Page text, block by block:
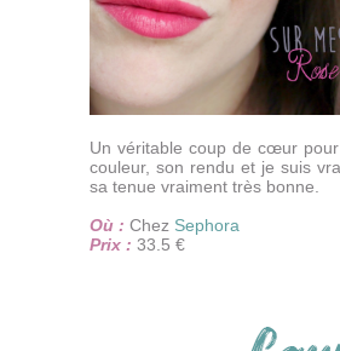
Un véritable coup de cœur
couleur, son rendu et je suis
sa tenue vraiment très bonne.
Où : Chez Sephora
Prix : 33.5 €